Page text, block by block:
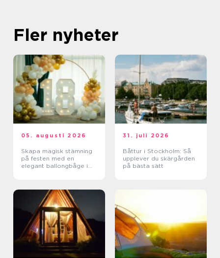
Fler nyheter
05. augusti 2026
Skapa magisk stämning
på festen med en
elegant ballongbåge i
31. juli 2026
Båttur i Stockholm: Så
upplever du skärgården
på bästa sätt